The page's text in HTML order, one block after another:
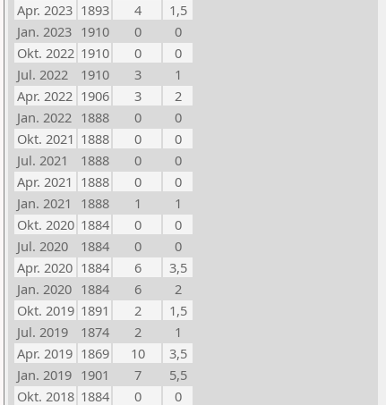
Apr. 2023 1893 4
1,5
Jan. 2023 1910 0
0
Okt. 2022 1910 0
0
Jul. 2022
1910 3
1
Apr. 2022 1906 3
2
Jan. 2022 1888 0
0
Okt. 2021 1888 0
0
Jul. 2021
1888 0
0
Apr. 2021 1888 0
0
Jan. 2021
1888 1
1
Okt. 2020 1884 0
0
Jul. 2020
1884 0
0
Apr. 2020 1884 6
3,5
Jan. 2020 1884 6
2
Okt. 2019 1891 2
1,5
Jul. 2019
1874 2
1
Apr. 2019 1869 10
3,5
Jan. 2019 1901 7
5,5
Okt. 2018 1884 0
0